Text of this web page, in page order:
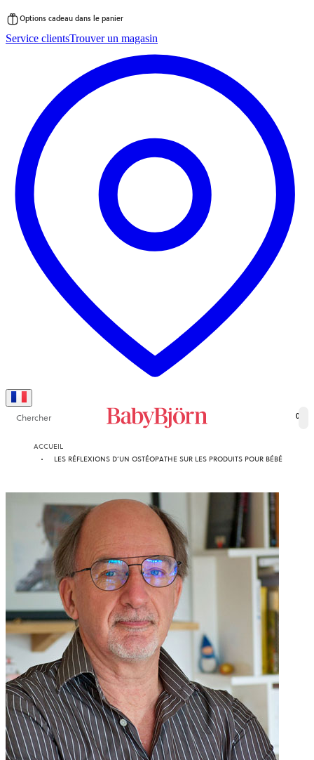
au
Options cadeau dans le panier
Service clientsTrouver un magasin
Chercher 0
ACCUEIL
LES RÉFLEXIONS D’UN OSTÉOPATHE SUR LES PRODUITS POUR BÉBÉ